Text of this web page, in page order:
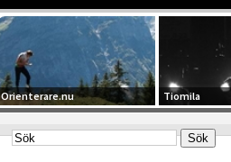
Orienterare.nu Tiomila